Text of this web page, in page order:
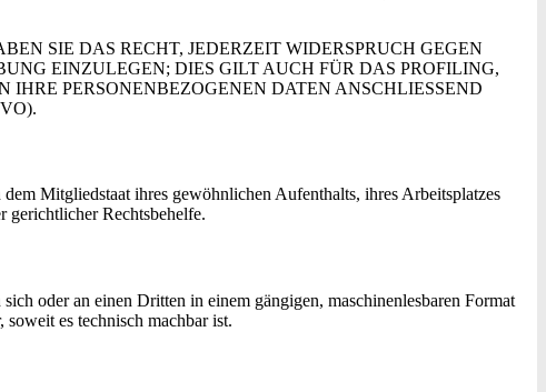
SIE DAS RECHT, JEDERZEIT WIDERSPRUCH GEGEN
EINZULEGEN; DIES GILT AUCH FÜR DAS PROFILING,
PERSONENBEZOGENEN DATEN ANSCHLIESSEND
Mitgliedstaat ihres gewöhnlichen Aufenthalts, ihres Arbeitsplatzes
gerichtlicher Rechtsbehelfe.
oder an einen Dritten in einem gängigen, maschinenlesbaren Format
es technisch machbar ist.